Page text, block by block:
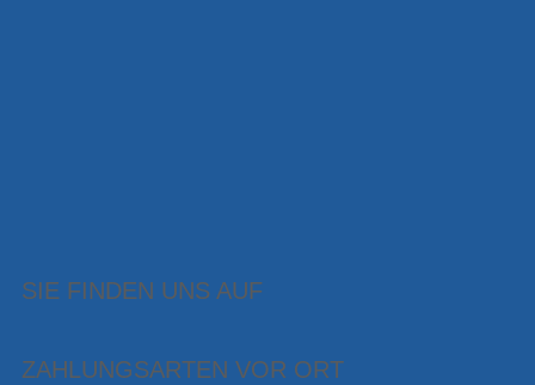
SIE FINDEN UNS AUF
ZAHLUNGSARTEN VOR ORT